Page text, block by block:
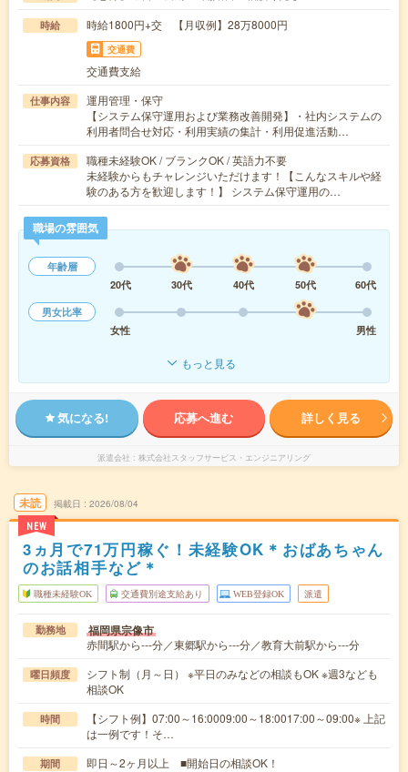
時給 時給1800円+交 【月収例】28万8000円
交通費
交通費支給
仕事内容
運用管理・保守
【システム保守運用および業務改善開発】・社内システムの
利用者問合せ対応・利用実績の集計・利用促進活動…
応募資格
職種未経験OK / ブランクOK / 英語力不要
未経験からもチャレンジいただけます！【こんなスキルや経
験のある方を歓迎します！】 システム保守運用の…
職場の雰囲気
年齢層
20代
30代 40代 50代
60代
男女比率
女性
男性
もっと見る
気になる! 応募へ進む 詳しく見る
派遣会社 株式会社スタッフサービス・エンジニアリング
未読
NEW
掲載日 2026/08/04
3ヵ月で71万円稼ぐ！未経験OK＊おばあちゃん
のお話相手など＊
職種未経験OK 交通費別途支給あり WEB登録OK 派遣
勤務地 福岡県宗像市
赤間駅から---分／東郷駅から---分／教育大前駅から---分
曜日頻度
シフト制（月～日） ※平日のみなどの相談もOK ※週3なども
相談OK
時間
【シフト例】07:00～16:0009:00～18:0017:00～09:00※ 上記
は一例です！そ…
期間 即日～2ヶ月以上 ■開始日の相談OK！